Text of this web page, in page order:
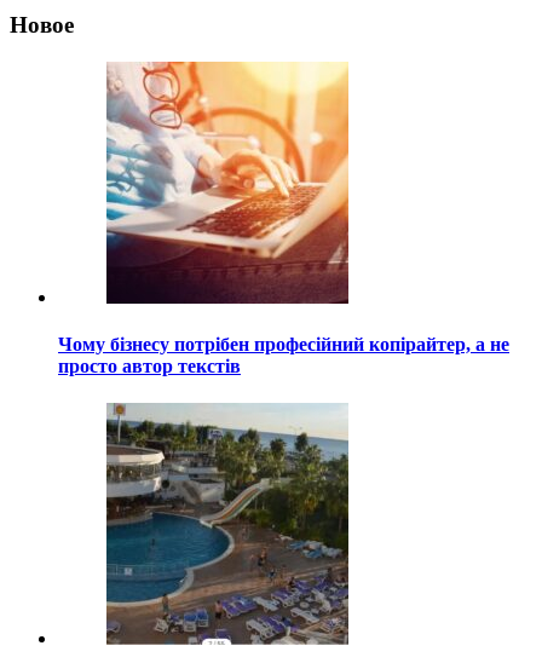
Новое
Чому бізнесу потрібен професійний копірайтер, а не
просто автор текстів